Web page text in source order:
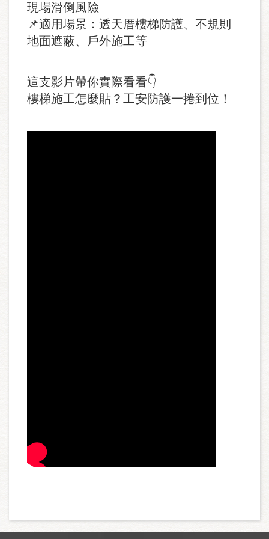
現場滑倒風險
📌適用場景：透天厝樓梯防護、不規則
地面遮蔽、戶外施工等
這支影片帶你實際看看👇
樓梯施工怎麼貼？工安防護一捲到位！